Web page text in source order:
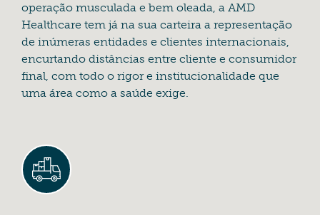
operação musculada e bem oleada, a AMD
Healthcare tem já na sua carteira a representação
de inúmeras entidades e clientes internacionais,
encurtando distâncias entre cliente e consumidor
final, com todo o rigor e institucionalidade que
uma área como a saúde exige.